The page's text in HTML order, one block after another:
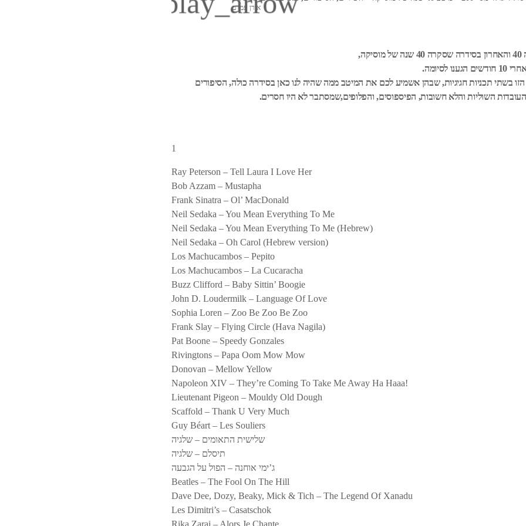
אורן עמרם
לסיומה.
בשתי תכניות חגיגיות, שבהן אשמיע לכם את המיטב ממה שהיה לנו כאן בסידרה כולה, הסיפורים
השוליות והלא חשובות, הפיספוסים, והפלופים,שמסתבר לא היו חסרים.
1
Ray Peterson – Tell Laura I Love Her
Bob Azzam – Mustapha
Frank Sinatra – Ol’ MacDonald
Neil Sedaka – You Mean Everything To Me
Neil Sedaka – You Mean Everything To Me (Hebrew)
Neil Sedaka – Oh Carol (Hebrew version)
Los Machucambos – Pepito
Los Machucambos – La Cucaracha
Buzz Clifford – Baby Sittin’ Boogie
John D. Loudermilk – Language Of Love
Sophia Loren – Zoo Be Zoo Be Zoo
Frank Slay – Flying Circle (Hava Nagila)
Pat Boone – Speedy Gonzales
Rivingtons – Papa Oom Mow Mow
Donovan – Mellow Yellow
Napoleon XIV – They’re Coming To Take Me Away Ha Haaa!
Lieutenant Pigeon – Mouldy Old Dough
Scaffold – Thank U Very Much
Guy Béart – Les Souliers
שלישית התאומים – שלגיה
תיסלם – שלגיה
ג’ימי אוחנה – הפול על הגבעה
Beatles – The Fool On The Hill
Dave Dee, Dozy, Beaky, Mick & Tich – The Legend Of Xanadu
Les Dimitri’s – Casatschok
Rika Zarai – Alors Je Chante